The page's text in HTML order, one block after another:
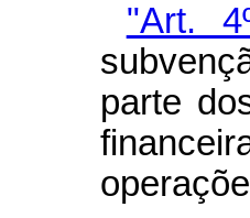
"Art.
parte